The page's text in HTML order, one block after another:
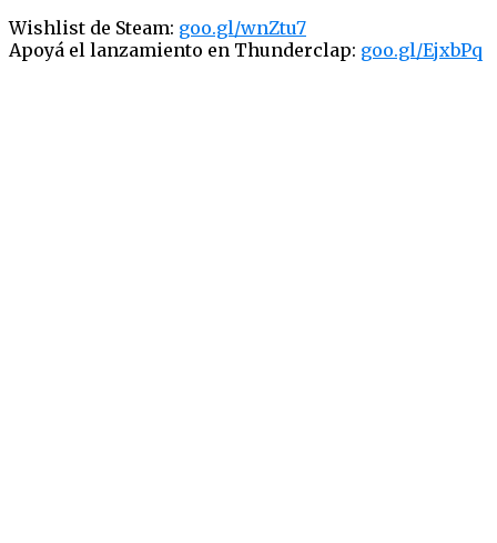
Wishlist de Steam: goo.gl/wnZtu7
Apoyá el lanzamiento en Thunderclap: goo.gl/EjxbPq